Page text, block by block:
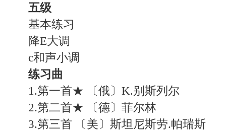
五级
基本练习
降E大调
c和声小调
练习曲
1.第一首★ 〔俄〕K.别斯列尔
2.第二首★ 〔德〕菲尔林
3.第三首 〔美〕斯坦尼斯劳.帕瑞斯